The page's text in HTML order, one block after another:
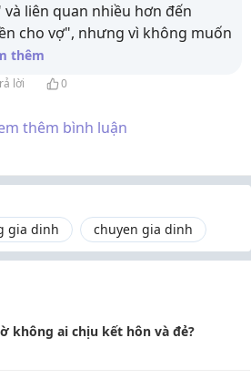
liên quan nhiều hơn đến
cho vợ", nhưng vì không muốn
thêm
lời 0
thêm bình luận
gia dinh chuyen gia dinh
không ai chịu kết hôn và đẻ?